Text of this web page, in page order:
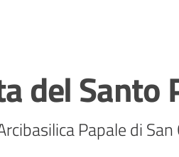
del
Papale di